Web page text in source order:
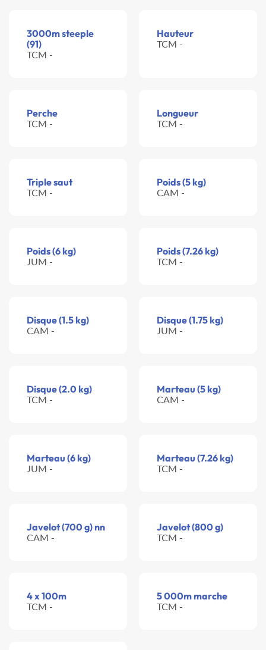
3000m steeple
(91)
TCM -
Hauteur
TCM -
Perche
TCM -
Longueur
TCM -
Triple saut
TCM -
Poids (5 kg)
CAM -
Poids (6 kg)
JUM -
Poids (7.26 kg)
TCM -
Disque (1.5 kg)
CAM -
Disque (1.75 kg)
JUM -
Disque (2.0 kg)
TCM -
Marteau (5 kg)
CAM -
Marteau (6 kg)
JUM -
Marteau (7.26 kg)
TCM -
Javelot (700 g) nn
CAM -
Javelot (800 g)
TCM -
4 x 100m
TCM -
5 000m marche
TCM -